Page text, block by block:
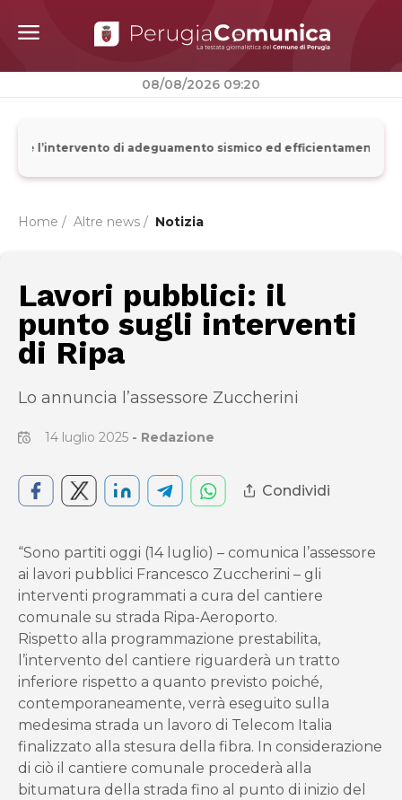
08/08/2026 09:20
l’intervento di adeguamento sismico ed efficientamento
Home / Altre news / Notizia
Lavori pubblici: il
punto sugli interventi
di Ripa
Lo annuncia l’assessore Zuccherini
14 luglio 2025 - Redazione
Condividi
“Sono partiti oggi (14 luglio) – comunica l’assessore
ai lavori pubblici Francesco Zuccherini – gli
interventi programmati a cura del cantiere
comunale su strada Ripa-Aeroporto.
Rispetto alla programmazione prestabilita,
l’intervento del cantiere riguarderà un tratto
inferiore rispetto a quanto previsto poiché,
contemporaneamente, verrà eseguito sulla
medesima strada un lavoro di Telecom Italia
finalizzato alla stesura della fibra. In considerazione
di ciò il cantiere comunale procederà alla
bitumatura della strada fino al punto di inizio del